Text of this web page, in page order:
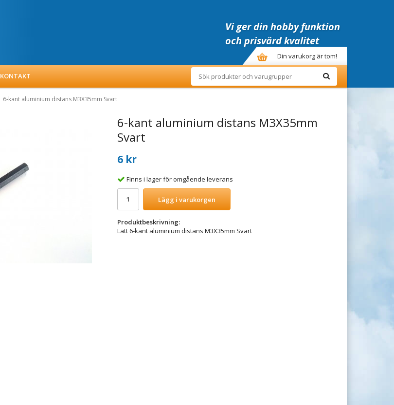
Vi ger din hobby funktion
och prisvärd kvalitet
Din varukorg är tom!
KONTAKT
6-kant aluminium distans M3X35mm Svart
6-kant aluminium distans M3X35mm
Svart
6 kr
Finns i lager för omgående leverans
Lägg i varukorgen
Produktbeskrivning:
Lätt 6-kant aluminium distans M3X35mm Svart